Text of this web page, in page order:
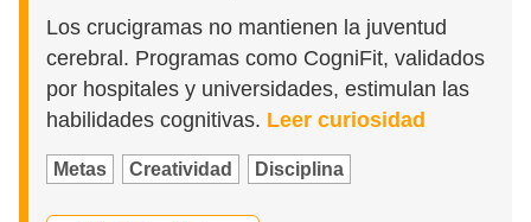
Los crucigramas no mantienen la juventud
cerebral. Programas como CogniFit, validados
por hospitales y universidades, estimulan las
habilidades cognitivas. Leer curiosidad
Metas Creatividad Disciplina